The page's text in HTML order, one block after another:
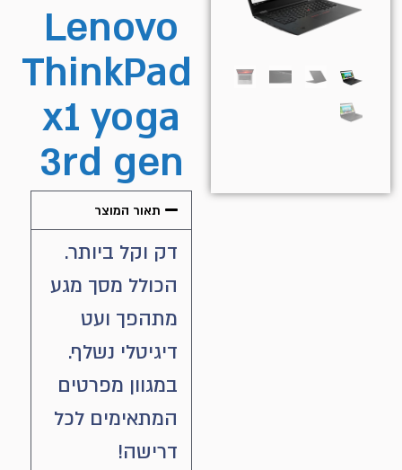
Lenovo
ThinkPad
x1 yoga
3rd gen
תאור המוצר
דק וקל ביותר.
הכולל מסך מגע
מתהפך ועט
דיגיטלי נשלף.
במגוון מפרטים
המתאימים לכל
דרישה!